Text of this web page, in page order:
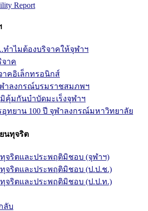
Report
ทำไมต้องบริจาคให้จุฬาฯ
จาค
าคอิเล็กทรอนิกส์
าลงกรณ์บรมราชสมภพฯ
คุ้มกันบำบัดมะเร็งจุฬาฯ
อุทยาน 100 ปี จุฬาลงกรณ์มหาวิทยาลัย
ยนทุจริต
ทุจริตและประพฤติมิชอบ (จุฬาฯ)
ทุจริตและประพฤติมิชอบ (ป.ป.ช.)
ทุจริตและประพฤติมิชอบ (ป.ป.ท.)
ลับ